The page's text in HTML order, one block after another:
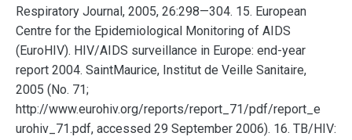
Respiratory Journal, 2005, 26:298—304. 15. European
Centre for the Epidemiological Monitoring of AIDS
(EuroHIV). HIV/AIDS surveillance in Europe: end-year
report 2004. SaintMaurice, Institut de Veille Sanitaire,
2005 (No. 71;
http://www.eurohiv.org/reports/report_71/pdf/report_e
urohiv_71.pdf, accessed 29 September 2006). 16. TB/HIV: